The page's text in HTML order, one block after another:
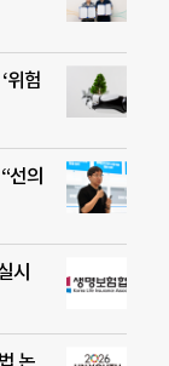
위험
선의
시
논